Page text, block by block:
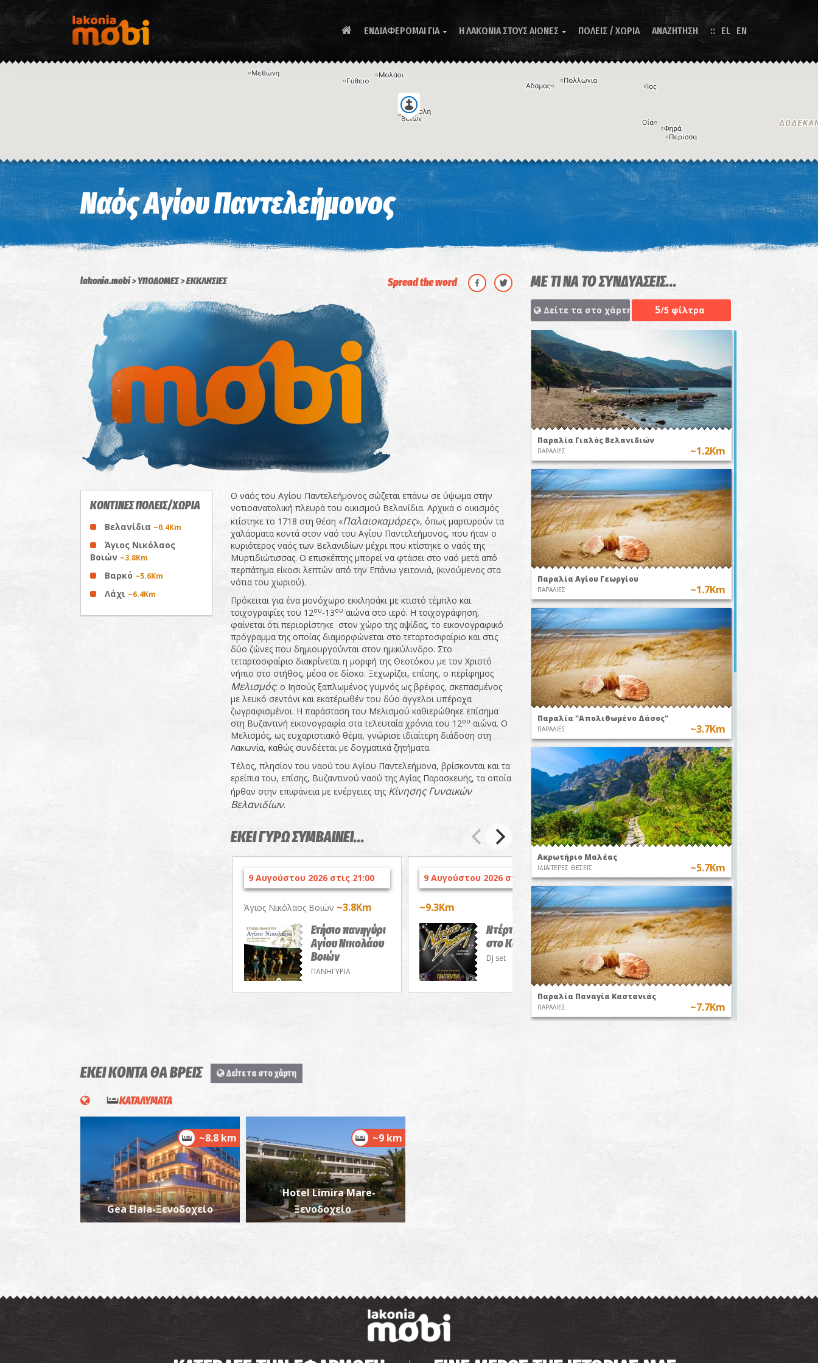
ΕΝΔΙΑΦΕΡΟΜΑΙ ΓΙΑ  Η ΛΑΚΩΝΙΑ ΣΤΟΥΣ ΑΙΩΝΕΣ  ΠΟΛΕΙΣ / ΧΩΡΙΑ ΑΝΑΖΗΤΗΣΗ EL EN
Συντομεύσεις πληκτρολογίου Η εικόνα ενδέχεται να υπόκειται σε πνευματικά δικαιώματα Όροι
Ναός Αγίου Παντελεήμονος
lakonia.mobi ΥΠΟΔΟΜΕΣ ΕΚΚΛΗΣΙΕΣ Spread the word
ΚΟΝΤΙΝΕΣ ΠΟΛΕΙΣ/ΧΩΡΙΑ
Βελανίδια ~0.4Km
Άγιος Νικόλαος
Βοιών ~3.8Km
Βαρκό ~5.6Km
Λάχι ~6.4Km
Ο ναός του Αγίου Παντελεήμονος σώζεται επάνω σε ύψωμα στην
νοτιοανατολική πλευρά του οικισμού Βελανίδια. Αρχικά ο οικισμός
κτίστηκε το 1718 στη θέση «Παλαιοκαμάρες», όπως μαρτυρούν τα
χαλάσματα κοντά στον ναό του Αγίου Παντελεήμονος, που ήταν ο
κυριότερος ναός των Βελανιδίων μέχρι που κτίστηκε ο ναός της
Μυρτιδιώτισσας. Ο επισκέπτης μπορεί να φτάσει στο ναό μετά από
περπάτημα είκοσι λεπτών από την Επάνω γειτονιά, (κινούμενος στα
νότια του χωριού).
Πρόκειται για ένα μονόχωρο εκκλησάκι με κτιστό τέμπλο και
τοιχογραφίες του 12ου-13ου αιώνα στο ιερό. Η τοιχογράφηση,
φαίνεται ότι περιορίστηκε στον χώρο της αψίδας, το εικονογραφικό
πρόγραμμα της οποίας διαμορφώνεται στο τεταρτοσφαίριο και στις
δύο ζώνες που δημιουργούνται στον ημικύλινδρο. Στο
τεταρτοσφαίριο διακρίνεται η μορφή της Θεοτόκου με τον Χριστό
νήπιο στο στήθος, μέσα σε δίσκο. Ξεχωρίζει, επίσης, ο περίφημος
Μελισμός: ο Ιησούς ξαπλωμένος γυμνός ως βρέφος, σκεπασμένος
με λευκό σεντόνι και εκατέρωθέν του δύο άγγελοι υπέροχα
ζωγραφισμένοι. Η παράσταση του Μελισμού καθιερώθηκε επίσημα
στη Βυζαντινή εικονογραφία στα τελευταία χρόνια του 12ου αιώνα. Ο
Μελισμός, ως ευχαριστιακό θέμα, γνώρισε ιδιαίτερη διάδοση στη
Λακωνία, καθώς συνδέεται με δογματικά ζητήματα.
Τέλος, πλησίον του ναού του Αγίου Παντελεήμονα, βρίσκονται και τα
ερείπια του, επίσης, Βυζαντινού ναού της Αγίας Παρασκευής, τα οποία
ήρθαν στην επιφάνεια με ενέργειες της Κίνησης Γυναικών
Βελανιδίων.
ΕΚΕΙ ΓΥΡΩ ΣΥΜΒΑΙΝΕΙ...
9 Αυγούστου 2026 στις 21:00
Άγιος Νικόλαος Βοιών ~3.8Km
Ετήσιο πανηγύρι
Αγίου Νικολάου
Βοιών
ΠΑΝΗΓΥΡΙΑ
9 Αυγούστου 2026 στις 23:00
~9.3Km
Ντέρτι Dancing
στο Καρνάγιο
DJ set
ΜΕ ΤΙ ΝΑ ΤΟ ΣΥΝΔΥΑΣΕΙΣ...
Δείτε τα στο χάρτη 5/5 φίλτρα
Παραλία Γιαλός Βελανιδιών
ΠΑΡΑΛΙΕΣ ~1.2Km
Παραλία Αγίου Γεωργίου
ΠΑΡΑΛΙΕΣ ~1.7Km
Παραλία "Απολιθωμένο Δάσος"
ΠΑΡΑΛΙΕΣ ~3.7Km
Ακρωτήριο Μαλέας
ΙΔΙΑΙΤΕΡΕΣ ΘΕΣΕΙΣ ~5.7Km
Παραλία Παναγία Καστανιάς
ΠΑΡΑΛΙΕΣ ~7.7Km
~8.3Km
ΕΚΕΙ ΚΟΝΤΑ ΘΑ ΒΡΕΙΣ Δείτε τα στο χάρτη
ΚΑΤΑΛΥΜΑΤΑ
~8.8 km
Gea Elaia-Ξενοδοχείο
~9 km
Hotel Limira Mare-
Ξενοδοχείο